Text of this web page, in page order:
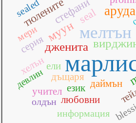
мелтън
аруда
дженита
муун
стефани
тюлените seal
даймън
дъщаря
език
ели
любовни
серия
учител
хелън
sealed
девлин
информация
мери
олдън